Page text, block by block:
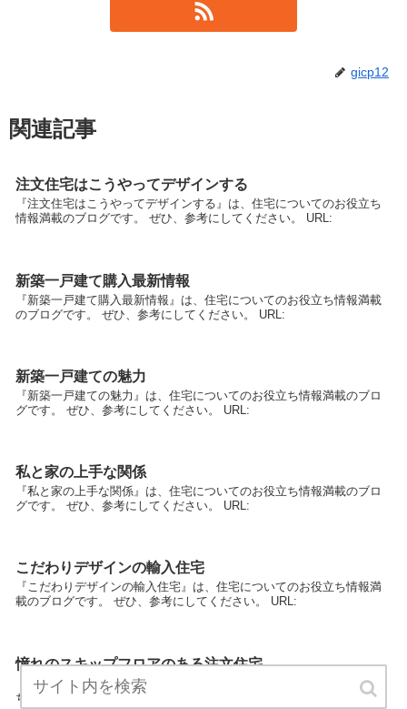
gicp12
関連記事
注文住宅はこうやってデザインする
『注文住宅はこうやってデザインする』は、住宅についてのお役立ち
情報満載のブログです。 ぜひ、参考にしてください。 URL:
新築一戸建て購入最新情報
『新築一戸建て購入最新情報』は、住宅についてのお役立ち情報満載
のブログです。 ぜひ、参考にしてください。 URL:
新築一戸建ての魅力
『新築一戸建ての魅力』は、住宅についてのお役立ち情報満載のブロ
グです。 ぜひ、参考にしてください。 URL:
私と家の上手な関係
『私と家の上手な関係』は、住宅についてのお役立ち情報満載のブロ
グです。 ぜひ、参考にしてください。 URL:
こだわりデザインの輸入住宅
『こだわりデザインの輸入住宅』は、住宅についてのお役立ち情報満
載のブログです。 ぜひ、参考にしてください。 URL:
憧れのスキップフロアのある注文住宅
『憧れのスキップフロアのある注文住宅』は、住宅についてのお役立
ち情報満載のブログです。 ぜひ、参考にしてください。 URL: